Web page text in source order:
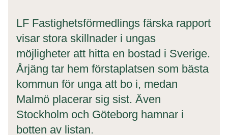
LF Fastighetsförmedlings färska rapport
visar stora skillnader i ungas
möjligheter att hitta en bostad i Sverige.
Årjäng tar hem förstaplatsen som bästa
kommun för unga att bo i, medan
Malmö placerar sig sist. Även
Stockholm och Göteborg hamnar i
botten av listan.